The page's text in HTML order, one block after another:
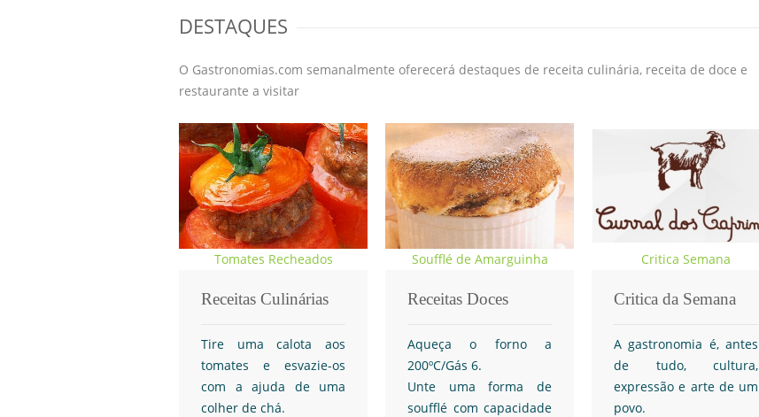
DESTAQUES
O Gastronomias.com semanalmente oferecerá destaques de receita culinária, receita de doce e
restaurante a visitar
Tomates Recheados
Receitas Culinárias
Tire uma calota aos
tomates e esvazie-os
com a ajuda de uma
colher de chá.
Soufflé de Amarguinha
Receitas Doces
Aqueça o forno a
200ºC/Gás 6.
Unte uma forma de
soufflé com capacidade
Critica Semana
Critica da Semana
A gastronomia é, antes
de tudo, cultura,
expressão e arte de um
povo.